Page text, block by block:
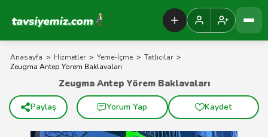
Tavsiyemiz Anasayfa
Anasayfa > Hizmetler > Yeme-İçme > Tatlıcılar >
Zeugma Antep Yörem Baklavaları
Zeugma Antep Yörem Baklavaları
Paylaş Yorum Yap Kaydet